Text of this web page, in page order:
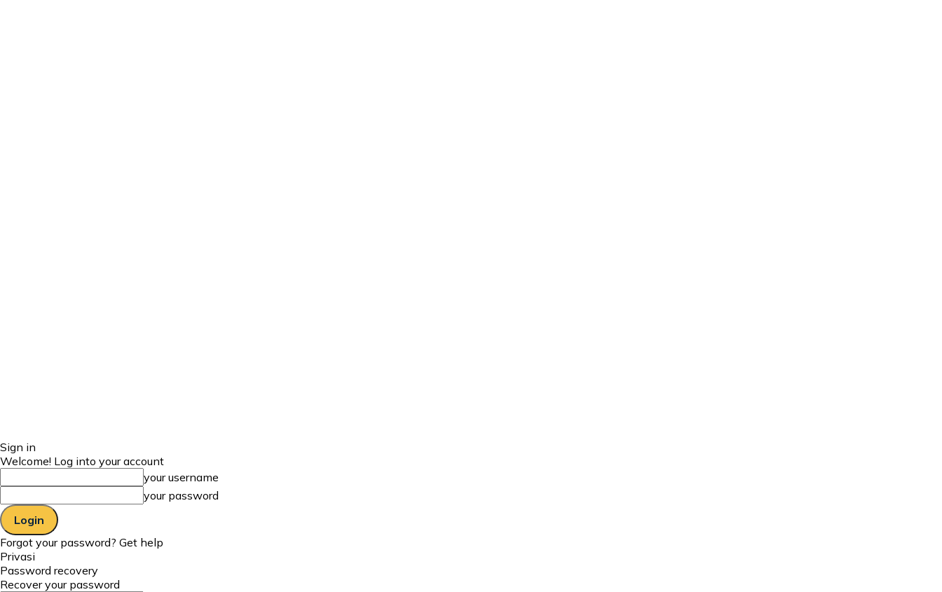
Sign in
Welcome! Log into your account
your username
your password
Forgot your password? Get help
Privasi
Password recovery
Recover your password